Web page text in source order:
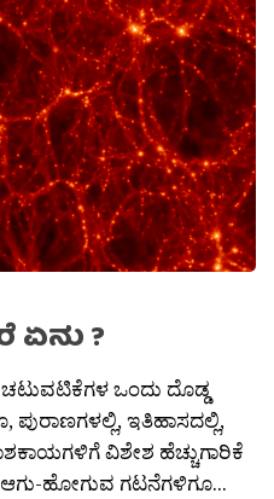
ಏನು ?
ಒಂದು ದೊಡ್ಡ
ಇತಿಹಾಸದಲ್ಲಿ,
ವಿಶೇಶ ಹೆಚ್ಚುಗಾರಿಕೆ
ಆಗು-ಹೋಗುವ ಗಟನೆಗಳಿಗೂ...